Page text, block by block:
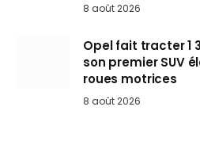
8 août 2026
Opel fait tracter 1
son premier SUV
roues motrices
8 août 2026